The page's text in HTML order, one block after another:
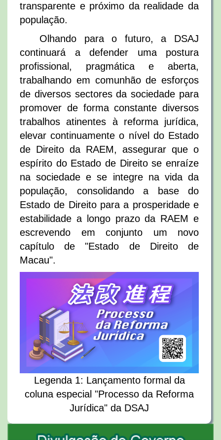
transparente e próximo da realidade da
população.
Olhando para o futuro, a DSAJ
continuará a defender uma postura
profissional, pragmática e aberta,
trabalhando em comunhão de esforços
de diversos sectores da sociedade para
promover de forma constante diversos
trabalhos atinentes à reforma jurídica,
elevar continuamente o nível do Estado
de Direito da RAEM, assegurar que o
espírito do Estado de Direito se enraíze
na sociedade e se integre na vida da
população, consolidando a base do
Estado de Direito para a prosperidade e
estabilidade a longo prazo da RAEM e
escrevendo em conjunto um novo
capítulo de "Estado de Direito de
Macau".
Legenda 1: Lançamento formal da
coluna especial "Processo da Reforma
Jurídica" da DSAJ